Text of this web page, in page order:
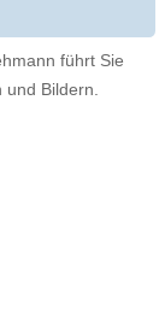
führt Sie
und Bildern.